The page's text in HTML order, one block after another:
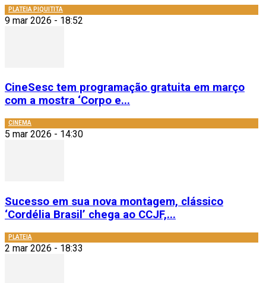
PLATEIA PIQUITITA
9 mar 2026 - 18:52
CineSesc tem programação gratuita em março
com a mostra ‘Corpo e...
CINEMA
5 mar 2026 - 14:30
Sucesso em sua nova montagem, clássico
‘Cordélia Brasil’ chega ao CCJF,...
PLATEIA
2 mar 2026 - 18:33